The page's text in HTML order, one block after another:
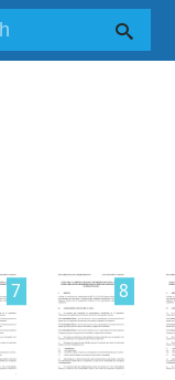
7 8